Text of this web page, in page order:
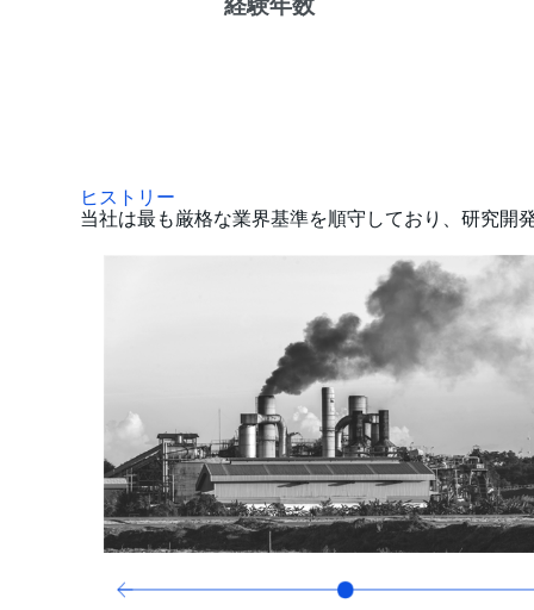
経験年数
ヒストリー
当社は最も厳格な業界基準を順守しており、研究